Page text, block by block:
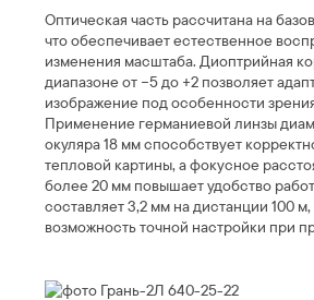
Оптическая часть рассчитана на
что обеспечивает естественное
изменения масштаба. Диоптрийная
диапазоне от −5 до +2 позволяет
изображение под особенности
Применение германиевой линзы
окуляра 18 мм способствует
тепловой картины, а фокусное
более 20 мм повышает удобство
составляет 3,2 мм на дистанции 100 м,
возможность точной настройки при